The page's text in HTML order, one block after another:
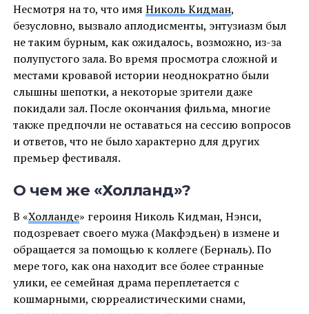
Несмотря на то, что имя Николь Кидман,
безусловно, вызвало аплодисменты, энтузиазм был
не таким бурным, как ожидалось, возможно, из-за
полупустого зала. Во время просмотра сложной и
местами кровавой истории неоднократно были
слышны шепотки, а некоторые зрители даже
покидали зал. После окончания фильма, многие
также предпочли не оставаться на сессию вопросов
и ответов, что не было характерно для других
премьер фестиваля.
О чем же «Холланд»?
В «Холланде» героиня Николь Кидман, Нэнси,
подозревает своего мужа (Макфэдьен) в измене и
обращается за помощью к коллеге (Берналь). По
мере того, как она находит все более странные
улики, ее семейная драма переплетается с
кошмарными, сюрреалистическими снами,